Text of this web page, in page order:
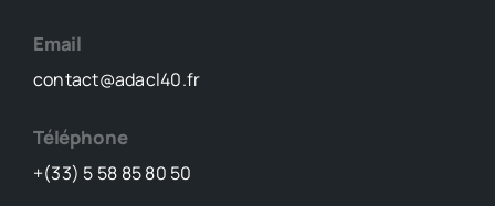
Email
contact@adacl40.fr
Téléphone
+(33) 5 58 85 80 50